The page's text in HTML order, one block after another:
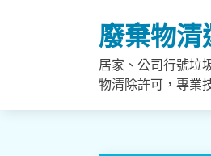
廢棄物
居家、公司行號垃
物清除許可，專業